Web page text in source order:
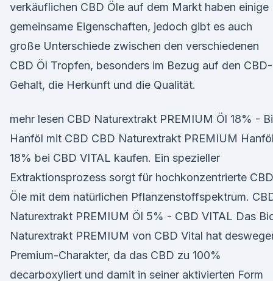
verkäuflichen CBD Öle auf dem Markt haben einige
gemeinsame Eigenschaften, jedoch gibt es auch
große Unterschiede zwischen den verschiedenen
CBD Öl Tropfen, besonders im Bezug auf den CBD-
Gehalt, die Herkunft und die Qualität.
mehr lesen CBD Naturextrakt PREMIUM Öl 18% -
Hanföl mit CBD CBD Naturextrakt PREMIUM Hanföl
18% bei CBD VITAL kaufen. Ein spezieller
Extraktionsprozess sorgt für hochkonzentrierte
Öle mit dem natürlichen Pflanzenstoffspektrum.
Naturextrakt PREMIUM Öl 5% - CBD VITAL Das
Naturextrakt PREMIUM von CBD Vital hat
Premium-Charakter, da das CBD zu 100%
decarboxyliert und damit in seiner aktivierten Form